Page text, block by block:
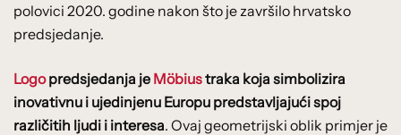
polovici 2020. godine nakon što je završilo hrvatsko
predsjedanje.
Logo predsjedanja je Möbiustraka koja simbolizira
inovativnu i ujedinjenu Europu predstavljajući spoj
različitih ljudi i interesa. Ovaj geometrijski oblik primjer je